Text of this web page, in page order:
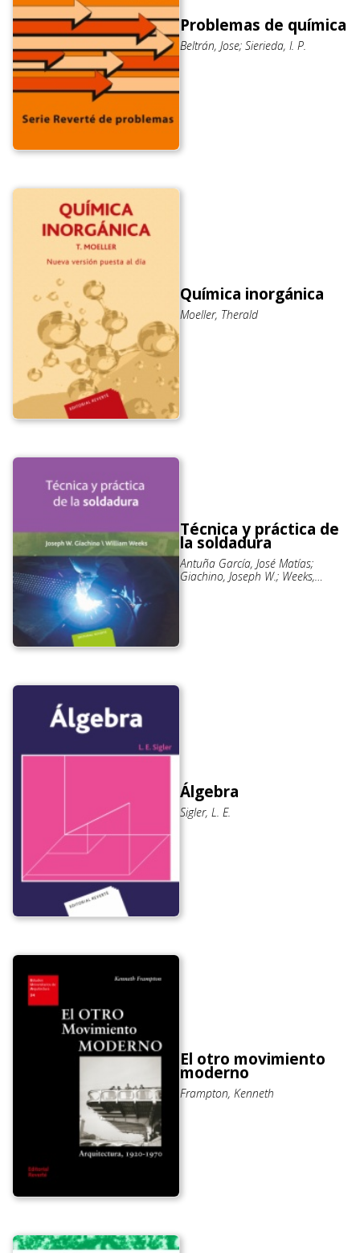
Problemas de química
Beltrán, Jose; Sierieda, I. P.
Química inorgánica
Moeller, Therald
Técnica y práctica de
la soldadura
Antuña García, José Matías;
Giachino, Joseph W.; Weeks,
Álgebra
Sigler, L. E.
El otro movimiento
moderno
Frampton, Kenneth